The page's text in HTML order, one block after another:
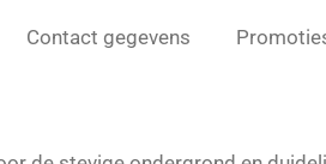
Contact gegevens